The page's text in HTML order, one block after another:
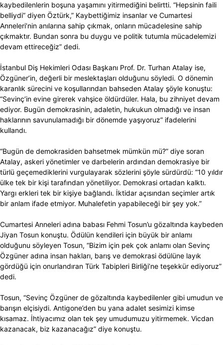
kaybedilenlerin boşuna yaşamını yitirmediğini belirtti. “Hepsinin faili
belliydi” diyen Öztürk,” Kaybettiğimiz insanlar ve Cumartesi
Anneleri’nin anılarına sahip çıkmak, onların mücadelesine sahip
çıkmaktır. Bundan sonra bu duygu ve politik tutumla mücadelemizi
devam ettireceğiz” dedi.
İstanbul Diş Hekimleri Odası Başkanı Prof. Dr. Turhan Atalay ise,
Özgüner’in, değerli bir meslektaşları olduğunu söyledi. O dönemin
karanlık sürecini ve koşullarından bahseden Atalay şöyle konuştu:
“Sevinç’in evine girerek vahşice öldürdüler. Hala, bu zihniyet devam
ediyor. Bugün demokrasinin, adaletin, hukukun olmadığı ve insan
haklarının savunulamadığı bir dönemde yaşıyoruz” ifadelerini
kullandı.
“Bugün de demokrasiden bahsetmek mümkün mü?” diye soran
Atalay, askeri yönetimler ve darbelerin ardından demokrasiye bir
türlü geçemediklerini vurgulayarak sözlerini şöyle sürdürdü: “10 yıldır
ülke tek bir kişi tarafından yönetiliyor. Demokrasi ortadan kalktı.
Yargı erkleri tek bir kişiye bağlandı. İktidar açısından seçimler artık
bir anlam ifade etmiyor. Muhalefetin yapabileceği bir şey yok.”
Cumartesi Anneleri adına babası Fehmi Tosun’u gözaltında kaybeden
Jiyan Tosun konuştu. Ödülün kendileri için büyük bir anlamı
olduğunu söyleyen Tosun, “Bizim için pek çok anlamı olan Sevinç
Özgüner adına insan hakları, barış ve demokrasi ödülüne layık
gördüğü için onurlandıran Türk Tabipleri Birliği’ne teşekkür ediyoruz”
dedi.
Tosun, “Sevinç Özgüner de gözaltında kaybedilenler gibi umudun ve
barışın elçisiydi. Antigone’den bu yana adalet sesimizi kimse
kısamaz. İhtiyacımız olan tek şey umudumuzu yitirmemek. Vicdan
kazanacak, biz kazanacağız” diye konuştu.